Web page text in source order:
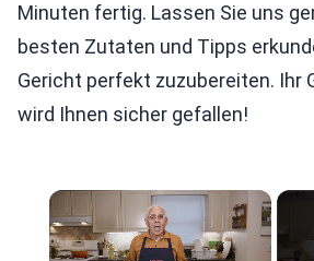
Minuten fertig. Lassen Sie uns
besten Zutaten und Tipps
Gericht perfekt zuzubereiten. Ihr
wird Ihnen sicher gefallen!
×